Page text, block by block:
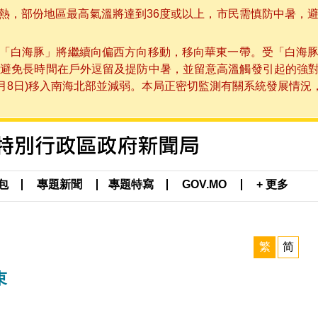
，部份地區最高氣溫將達到36度或以上，市民需慎防中暑，
白海豚」將繼續向偏西方向移動，移向華東一帶。受「白海
免長時間在戶外逗留及提防中暑，並留意高溫觸發引起的強
日)移入南海北部並減弱。本局正密切監測有關系統發展情
專題新聞 專題特寫 GOV.MO + 更多
繁 简